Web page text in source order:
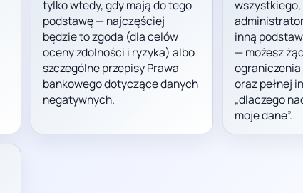
tylko wtedy, gdy mają do tego
podstawę — najczęściej
będzie to zgoda (dla celów
oceny zdolności i ryzyka) albo
szczególne przepisy Prawa
bankowego dotyczące danych
negatywnych.
wszystkiego,
inną
— możesz
oraz pełnej
„dlaczego
moje dane”.